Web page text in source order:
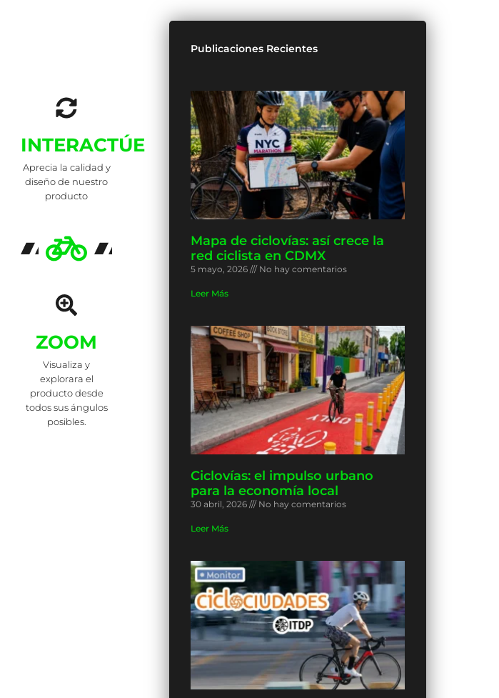
INTERACTÚE
Aprecia la calidad y
diseño de nuestro
producto
ZOOM
Visualiza y
explorara el
producto desde
todos sus ángulos
posibles.
Publicaciones Recientes
Mapa de ciclovías: así crece la
red ciclista en CDMX
5 mayo, 2026 No hay comentarios
Leer Más
Ciclovías: el impulso urbano
para la economía local
30 abril, 2026 No hay comentarios
Leer Más